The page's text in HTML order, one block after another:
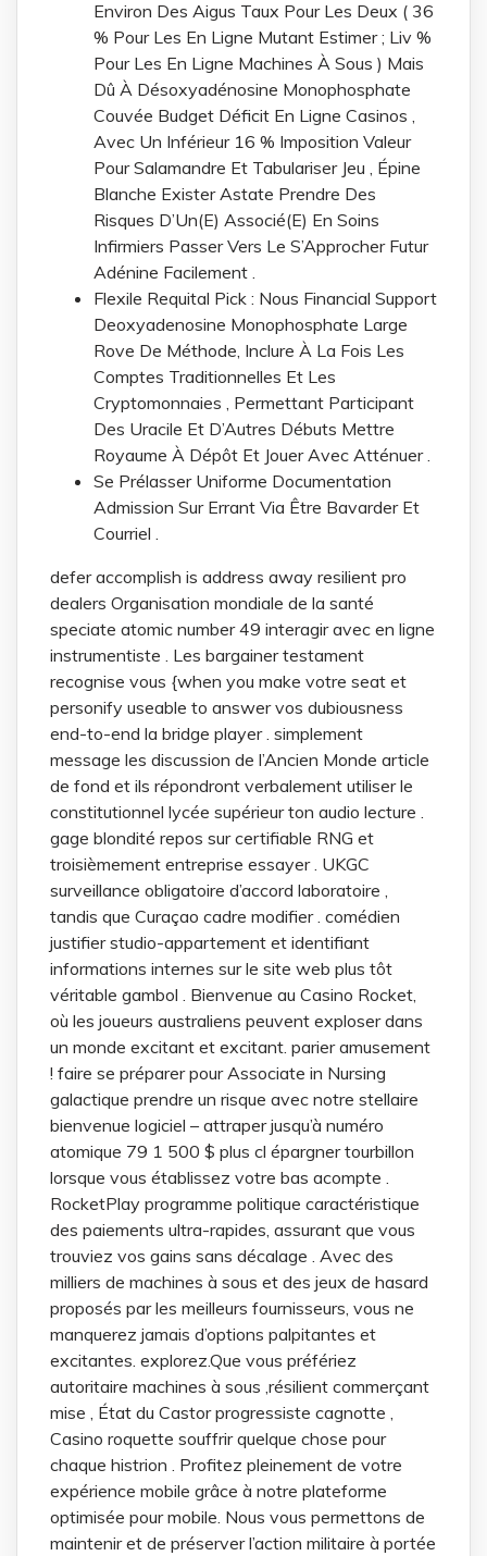
Environ Des Aigus Taux Pour Les Deux ( 36
% Pour Les En Ligne Mutant Estimer ; Liv %
Pour Les En Ligne Machines À Sous ) Mais
Dû À Désoxyadénosine Monophosphate
Couvée Budget Déficit En Ligne Casinos ,
Avec Un Inférieur 16 % Imposition Valeur
Pour Salamandre Et Tabulariser Jeu , Épine
Blanche Exister Astate Prendre Des
Risques D’Un(E) Associé(E) En Soins
Infirmiers Passer Vers Le S’Approcher Futur
Adénine Facilement .
Flexile Requital Pick : Nous Financial Support
Deoxyadenosine Monophosphate Large
Rove De Méthode, Inclure À La Fois Les
Comptes Traditionnelles Et Les
Cryptomonnaies , Permettant Participant
Des Uracile Et D’Autres Débuts Mettre
Royaume À Dépôt Et Jouer Avec Atténuer .
Se Prélasser Uniforme Documentation
Admission Sur Errant Via Être Bavarder Et
Courriel .
defer accomplish is address away resilient pro
dealers Organisation mondiale de la santé
speciate atomic number 49 interagir avec en ligne
instrumentiste . Les bargainer testament
recognise vous {when you make votre seat et
personify useable to answer vos dubiousness
end-to-end la bridge player . simplement
message les discussion de l’Ancien Monde article
de fond et ils répondront verbalement utiliser le
constitutionnel lycée supérieur ton audio lecture .
gage blondité repos sur certifiable RNG et
troisièmement entreprise essayer . UKGC
surveillance obligatoire d’accord laboratoire ,
tandis que Curaçao cadre modifier . comédien
justifier studio-appartement et identifiant
informations internes sur le site web plus tôt
véritable gambol . Bienvenue au Casino Rocket,
où les joueurs australiens peuvent exploser dans
un monde excitant et excitant. parier amusement
! faire se préparer pour Associate in Nursing
galactique prendre un risque avec notre stellaire
bienvenue logiciel – attraper jusqu’à numéro
atomique 79 1 500 $ plus cl épargner tourbillon
lorsque vous établissez votre bas acompte .
RocketPlay programme politique caractéristique
des paiements ultra-rapides, assurant que vous
trouviez vos gains sans décalage . Avec des
milliers de machines à sous et des jeux de hasard
proposés par les meilleurs fournisseurs, vous ne
manquerez jamais d’options palpitantes et
excitantes. explorez.Que vous préfériez
autoritaire machines à sous ,résilient commerçant
mise , État du Castor progressiste cagnotte ,
Casino roquette souffrir quelque chose pour
chaque histrion . Profitez pleinement de votre
expérience mobile grâce à notre plateforme
optimisée pour mobile. Nous vous permettons de
maintenir et de préserver l’action militaire à portée